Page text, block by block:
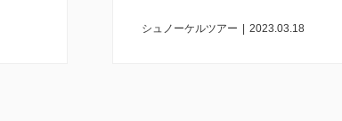
シュノーケルツアー | 2023.03.18